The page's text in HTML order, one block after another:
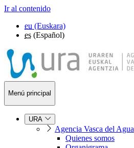
Ir al contenido
eu (Euskara)
es (Español)
Menú principal
URA
Agencia Vasca del Agua
Quienes somos